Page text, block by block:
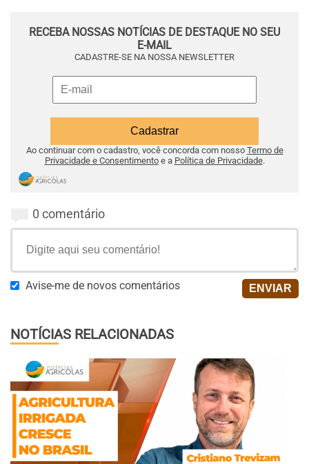
RECEBA NOSSAS NOTÍCIAS DE DESTAQUE NO SEU
E-MAIL
CADASTRE-SE NA NOSSA NEWSLETTER
Ao continuar com o cadastro, você concorda com nosso Termo de
Privacidade e Consentimentoe a Política de Privacidade.
0 comentário
Avise-me de novos comentários
NOTÍCIAS RELACIONADAS